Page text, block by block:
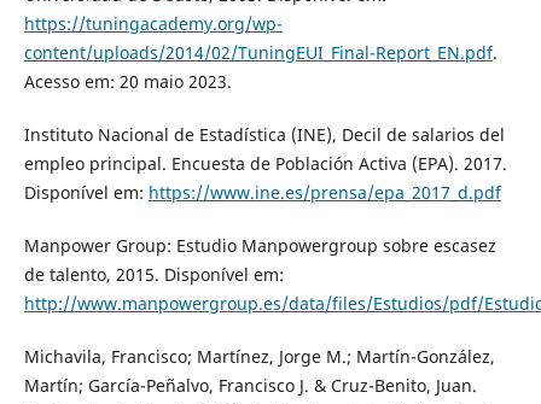
https://tuningacademy.org/wp-
content/uploads/2014/02/TuningEUI_Final-Report_EN.pdf.
Acesso em: 20 maio 2023.
Instituto Nacional de Estadística (INE), Decil de salarios del
empleo principal. Encuesta de Población Activa (EPA). 2017.
Disponível em: https://www.ine.es/prensa/epa_2017_d.pdf
Manpower Group: Estudio Manpowergroup sobre escasez
de talento, 2015. Disponível em:
http://www.manpowergroup.es/data/files/Estudios/pdf/
Michavila, Francisco; Martínez, Jorge M.; Martín-González,
Martín; García-Peñalvo, Francisco J. & Cruz-Benito, Juan.